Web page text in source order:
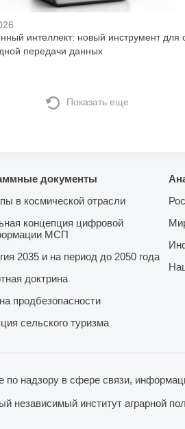
интеллект: новый инструмент для
передачи данных
Показать еще
документы
в космической отрасли
концепция цифровой
МСП
2035 и на период до 2050 года
доктрина
продбезопасности
сельского туризма
надзору в сфере связи,
независимый институт аграрной